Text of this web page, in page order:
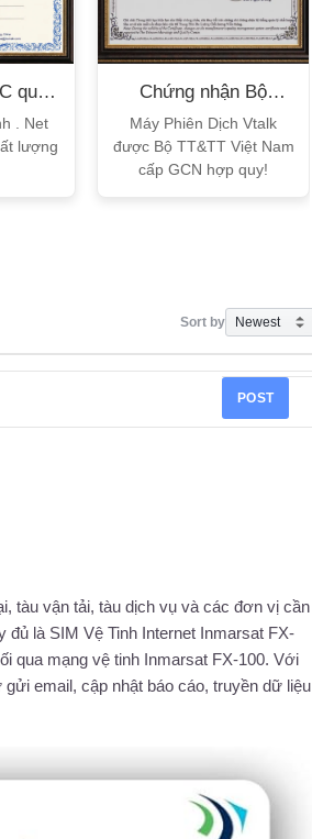
quốc
. Net
lượng
Chứng nhận Bộ
TT&TT
Máy Phiên Dịch Vtalk
được Bộ TT&TT Việt Nam
cấp GCN hợp quy!
Sort by
POST
tàu vận tải, tàu dịch vụ và các đơn vị cần
đủ là SIM Vệ Tinh Internet Inmarsat FX-
qua mạng vệ tinh Inmarsat FX-100. Với
email, cập nhật báo cáo, truyền dữ liệu